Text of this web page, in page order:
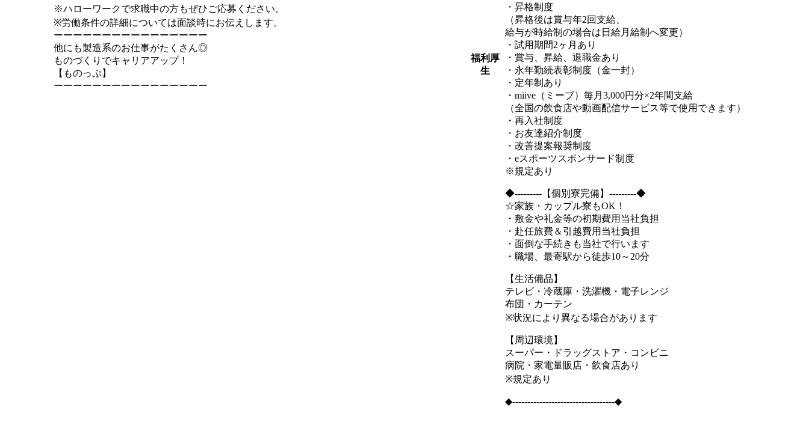
※ハローワークで求職中の方もぜひご応募ください。
※労働条件の詳細については面談時にお伝えします。
ーーーーーーーーーーーーーーーー
他にも製造系のお仕事がたくさん◎
ものづくりでキャリアアップ！
【ものっぷ】
ーーーーーーーーーーーーーーーー
福利厚
生
・昇格制度
（昇格後は賞与年2回支給、
給与が時給制の場合は日給月給制へ変更）
・試用期間2ヶ月あり
・賞与、昇給、退職金あり
・永年勤続表彰制度（金一封）
・定年制あり
・miive（ミーブ）毎月3,000円分×2年間支給
（全国の飲食店や動画配信サービス等で使用できます）
・再入社制度
・お友達紹介制度
・改善提案報奨制度
・eスポーツスポンサード制度
※規定あり
◆---------【個別寮完備】---------◆
☆家族・カップル寮もOK！
・敷金や礼金等の初期費用当社負担
・赴任旅費＆引越費用当社負担
・面倒な手続きも当社で行います
・職場、最寄駅から徒歩10～20分
【生活備品】
テレビ・冷蔵庫・洗濯機・電子レンジ
布団・カーテン
※状況により異なる場合があります
【周辺環境】
スーパー・ドラッグストア・コンビニ
病院・家電量販店・飲食店あり
※規定あり
◆----------------------------------◆